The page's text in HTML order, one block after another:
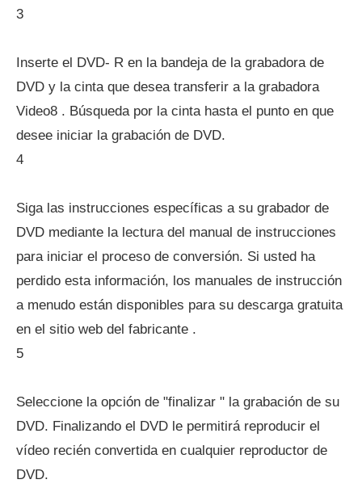
3
Inserte el DVD- R en la bandeja de la grabadora de
DVD y la cinta que desea transferir a la grabadora
Video8 . Búsqueda por la cinta hasta el punto en que
desee iniciar la grabación de DVD.
4
Siga las instrucciones específicas a su grabador de
DVD mediante la lectura del manual de instrucciones
para iniciar el proceso de conversión. Si usted ha
perdido esta información, los manuales de instrucción
a menudo están disponibles para su descarga gratuita
en el sitio web del fabricante .
5
Seleccione la opción de "finalizar " la grabación de su
DVD. Finalizando el DVD le permitirá reproducir el
vídeo recién convertida en cualquier reproductor de
DVD.